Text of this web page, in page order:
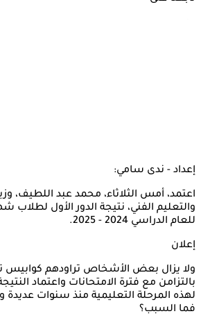
إعداد - ندى سامي:
اعتمد، أمس الثلاثاء، محمد عبد اللطيف،
والتعليم الفني، نتيجة الدور الأول لطلاب
للعام الدراسي 2024 - 2025.
إعلان
ولا يزال بعض الأشخاص تراودهم كوابيس
بالتزامن مع فترة الامتحانات واعتماد
لهذه المرحلة التعليمية منذ سنوات عديدة
فما السبب؟